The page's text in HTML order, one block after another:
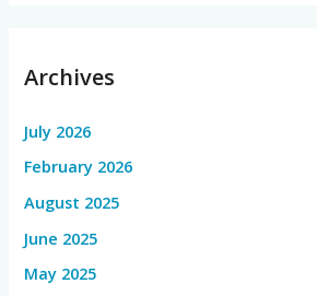
Archives
July 2026
February 2026
August 2025
June 2025
May 2025